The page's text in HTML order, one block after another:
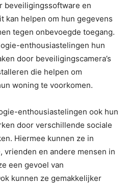
beveiligingssoftware en
kan helpen om hun gegevens
tegen onbevoegde toegang.
enthousiastelingen hun
door beveiligingscamera’s
die helpen om
woning te voorkomen.
enthousiastelingen ook hun
door verschillende sociale
Hiermee kunnen ze in
vrienden en andere mensen in
een gevoel van
kunnen ze gemakkelijker